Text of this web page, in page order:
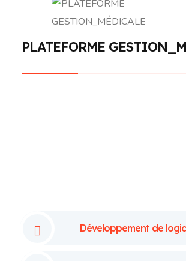
PLATEFORME
Développement de